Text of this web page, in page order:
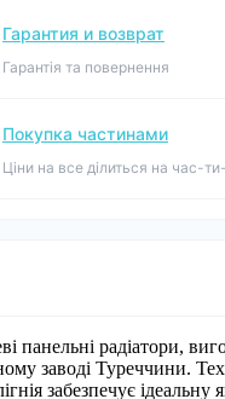
Гарантия и возврат
Гарантія та повернення
Покупка частинами
Ціни на все ділиться на час-
панельні радіатори,
заводі Туреччини.
забезпечує ідеальну